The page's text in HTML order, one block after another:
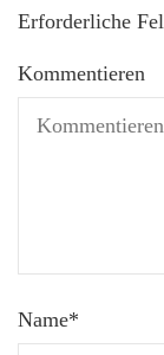
Erforderliche
Kommentieren
Name*